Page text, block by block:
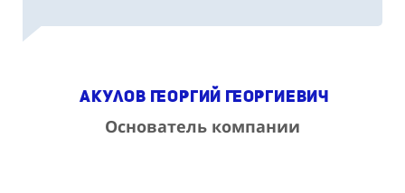
Акулов Георгий Георгиевич
Основатель компании